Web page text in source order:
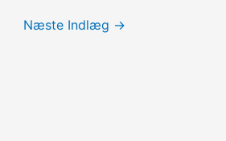
Næste Indlæg →